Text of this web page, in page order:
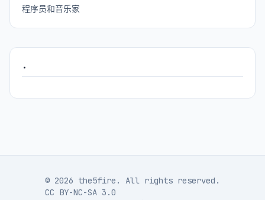
程序员和音乐家
.
© 2026 the5fire. All rights reserved.
CC BY-NC-SA 3.0